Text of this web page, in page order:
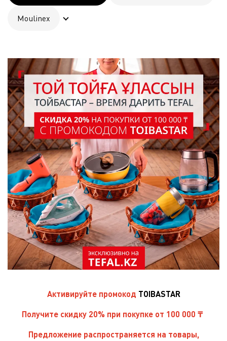
Moulinex
Активируйте промокод TOIBASTAR
Получите скидку 20% при покупке от 100 000 ₸
Предложение распространяется на товары,